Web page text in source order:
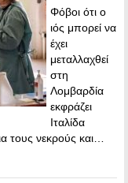
Φόβοι ότι ο
ιός μπορεί να
έχει
μεταλλαχθεί
στη
Λομβαρδία
εκφράζει
Ιταλίδα
τους νεκρούς και…